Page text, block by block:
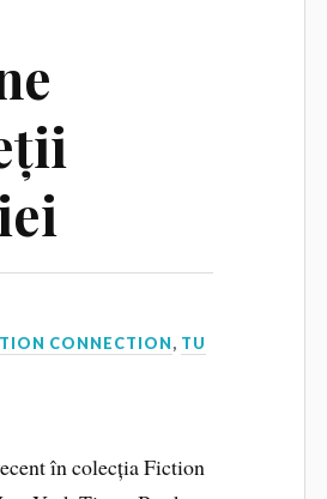
CONNECTION, TU
în colecția Fiction